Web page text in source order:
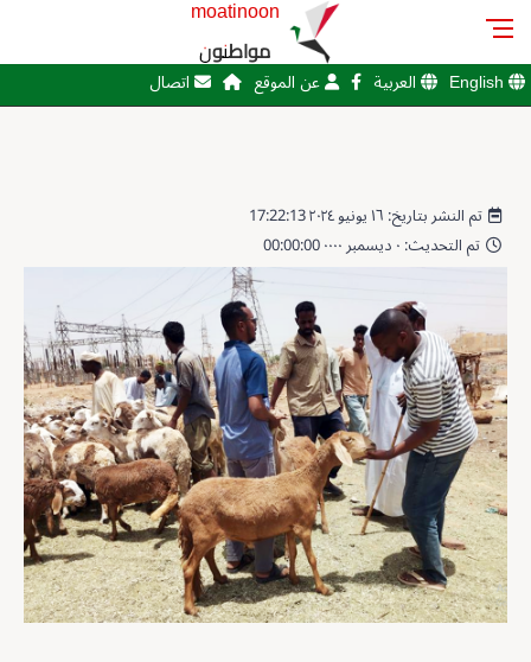
moatinoon
مواطنون
English العربية عن الموقع اتصال
تم النشر بتاريخ: ١٦ يونيو ٢٠٢٤ 17:22:13
تم التحديث: ٠ ديسمبر ٠٠٠٠ 00:00:00